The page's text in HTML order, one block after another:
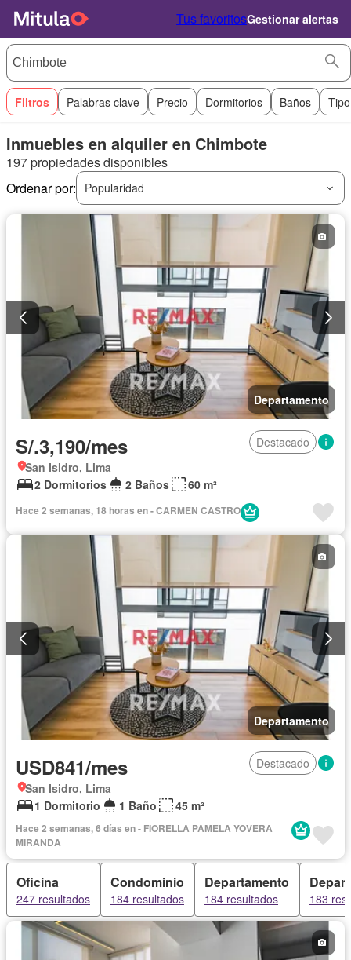
Tus favoritosGestionar alertas
Filtros Palabras clave Precio Dormitorios Baños
Inmuebles en alquiler en Chimbote
197 propiedades disponibles
Ordenar por:
Popularidad
Departamento
S/.3,190/mes
Destacado
San Isidro, Lima
2 Dormitorios
2 Baños 60 m²
Hace 2 semanas, 18 horas en - CARMEN CASTRO
Departamento
USD841/mes
Destacado
San Isidro, Lima
1 Dormitorio
1 Baño 45 m²
Hace 2 semanas, 6 días en - FIORELLA PAMELA YOVERA
MIRANDA
Oficina
247 resultados
Condominio
184 resultados
Departamento
184 resultados 183